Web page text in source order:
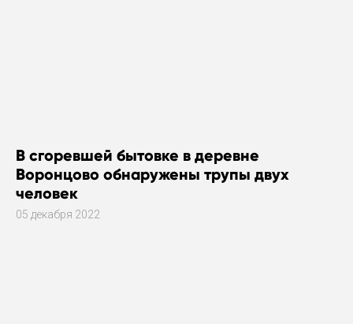
В сгоревшей бытовке в деревне
Воронцово обнаружены трупы двух
человек
05 декабря 2022